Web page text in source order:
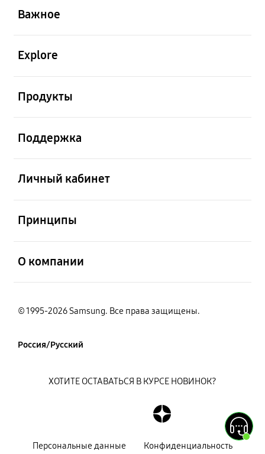
Важное
Explore
Продукты
Поддержка
Личный кабинет
Принципы
О компании
© 1995-2026 Samsung. Все права защищены.
Россия/Русский
Персональные данные Конфиденциальность
ХОТИТЕ ОСТАВАТЬСЯ В КУРСЕ НОВИНОК?